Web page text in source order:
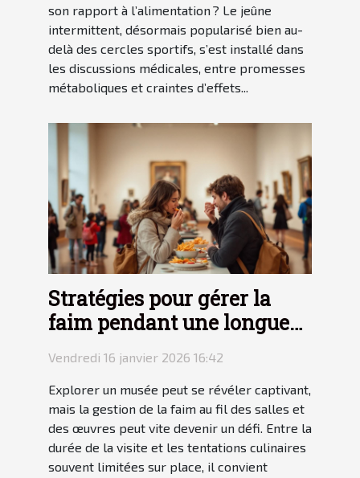
son rapport à l’alimentation ? Le jeûne
intermittent, désormais popularisé bien au-
delà des cercles sportifs, s’est installé dans
les discussions médicales, entre promesses
métaboliques et craintes d’effets...
Stratégies pour gérer la
faim pendant une longue
visite de musée
Vendredi 16 janvier 2026 16:42
Explorer un musée peut se révéler captivant,
mais la gestion de la faim au fil des salles et
des œuvres peut vite devenir un défi. Entre la
durée de la visite et les tentations culinaires
souvent limitées sur place, il convient